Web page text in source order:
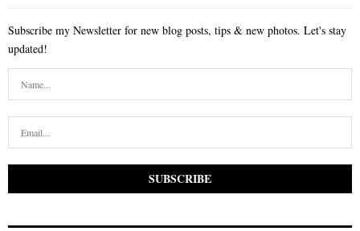
Subscribe my Newsletter for new blog posts, tips & new photos. Let's stay
updated!